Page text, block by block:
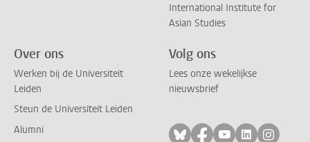
International Institute for
Asian Studies
Over ons
Werken bij de Universiteit
Leiden
Steun de Universiteit Leiden
Alumni
Volg ons
Lees onze wekelijkse
nieuwsbrief
Volg ons op bluesky
Volg ons op
Volg ons op
Volg ons
Volg